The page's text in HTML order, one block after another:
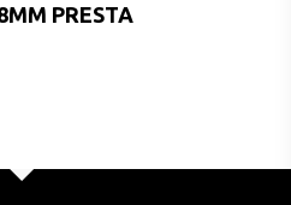
PRESTA